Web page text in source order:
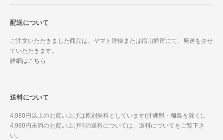
配送について
ご注文いただきました商品は、ヤマト運輸または福山通運にて、発送をさせ
ていただきます。
詳細はこちら
送料について
4,980円以上のお買い上げは原則無料としています(沖縄県・離島を除く)。
4,980円未満のお買い上げ時の送料については、送料についてをご覧下さ
い。